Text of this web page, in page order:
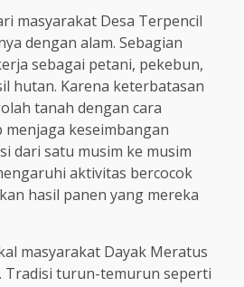
masyarakat Desa Terpencil
dengan alam. Sebagian
sebagai petani, pekebun,
hutan. Karena keterbatasan
tanah dengan cara
keseimbangan
dari satu musim ke musim
aktivitas bercocok
hasil panen yang mereka
masyarakat Dayak Meratus
Tradisi turun-temurun seperti